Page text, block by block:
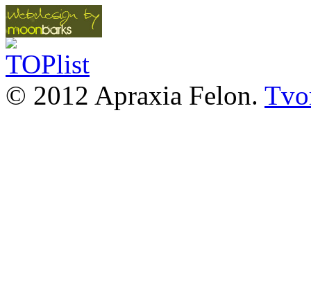
© 2012 Apraxia Felon.